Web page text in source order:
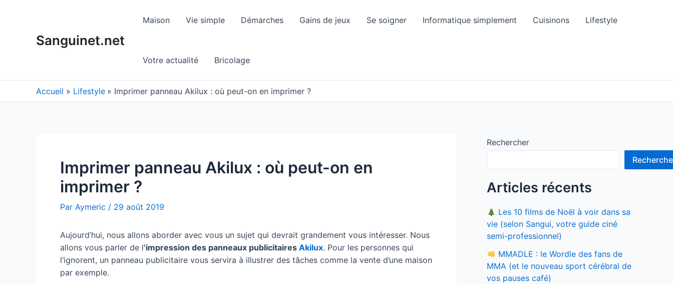
Sanguinet.net
Maison Vie simple Démarches Gains de jeux Se soigner Informatique simplement Cuisinons Lifestyle
Votre actualité Bricolage
Accueil Lifestyle Imprimer panneau Akilux : où peut-on en imprimer ?
Imprimer panneau Akilux : où peut-on en
imprimer ?
Par Aymeric / 29 août 2019
Aujourd’hui, nous allons aborder avec vous un sujet qui devrait grandement vous intéresser. Nous
allons vous parler de l‘impression des panneaux publicitaires Akilux. Pour les personnes qui
l’ignorent, un panneau publicitaire vous servira à illustrer des tâches comme la vente d’une maison
par exemple.
Rechercher
Articles récents
Les 10 films de Noël à voir dans sa
vie (selon Sangui, votre guide ciné
semi-professionnel)
MMADLE : le Wordle des fans de
MMA (et le nouveau sport cérébral de
vos pauses café)